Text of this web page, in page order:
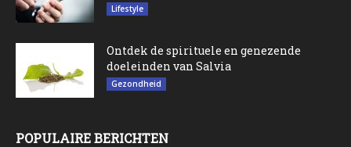
Lifestyle
Ontdek de spirituele en genezende
doeleinden van Salvia
Gezondheid
POPULAIRE BERICHTEN